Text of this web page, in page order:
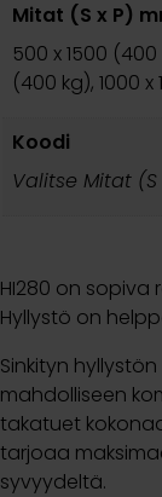
Mitat (S x P)
500 x 1500
(400 kg), 1000
Koodi
Valitse Mitat
HI280 on sopiva
Hyllystö on
Sinkityn
mahdolliseen
takatuet
tarjoaa
syvyydeltä.